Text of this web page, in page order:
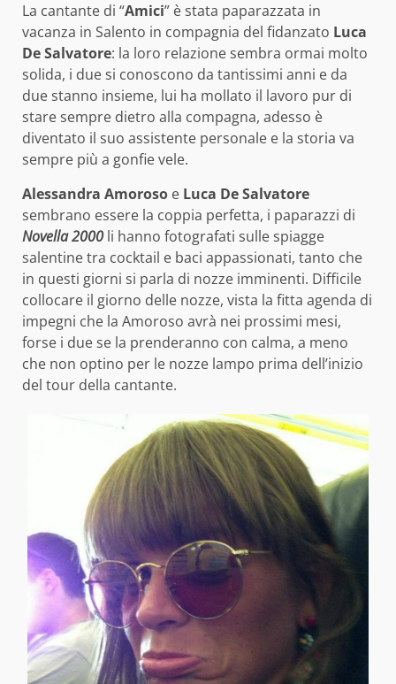
La cantante di “Amici” è stata paparazzata in
vacanza in Salento in compagnia del fidanzato Luca
De Salvatore: la loro relazione sembra ormai molto
solida, i due si conoscono da tantissimi anni e da
due stanno insieme, lui ha mollato il lavoro pur di
stare sempre dietro alla compagna, adesso è
diventato il suo assistente personale e la storia va
sempre più a gonfie vele.
Alessandra Amoroso e Luca De Salvatore
sembrano essere la coppia perfetta, i paparazzi di
Novella 2000li hanno fotografati sulle spiagge
salentine tra cocktail e baci appassionati, tanto che
in questi giorni si parla di nozze imminenti. Difficile
collocare il giorno delle nozze, vista la fitta agenda di
impegni che la Amoroso avrà nei prossimi mesi,
forse i due se la prenderanno con calma, a meno
che non optino per le nozze lampo prima dell’inizio
del tour della cantante.